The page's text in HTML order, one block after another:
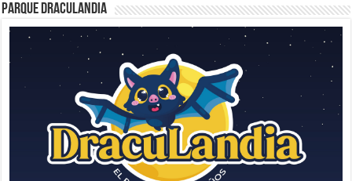
Parque Draculandia